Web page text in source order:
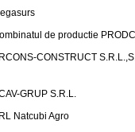
de productie
CONSTRUCT
GRUP S.R.L.
Natcubi Agro